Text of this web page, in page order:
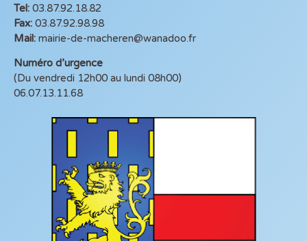
Tel: 03.87.92.18.82
Fax: 03.87.92.98.98
Mail: mairie-de-macheren@wanadoo.fr
Numéro d’urgence
(Du vendredi 12h00 au lundi 08h00)
06.07.13.11.68